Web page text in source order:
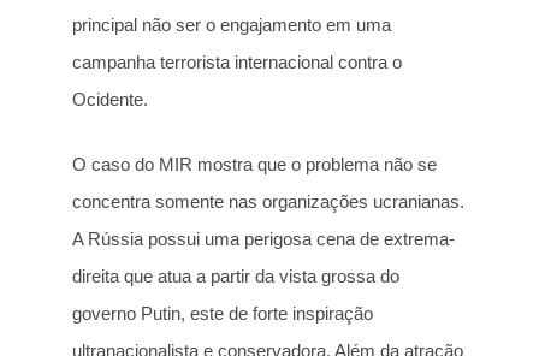
principal não ser o engajamento em uma
campanha terrorista internacional contra o
Ocidente.
O caso do MIR mostra que o problema não se
concentra somente nas organizações ucranianas.
A Rússia possui uma perigosa cena de extrema-
direita que atua a partir da vista grossa do
governo Putin, este de forte inspiração
ultranacionalista e conservadora. Além da atração